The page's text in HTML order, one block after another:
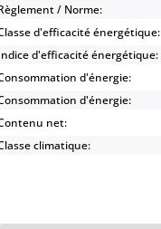
/ Norme:
d'efficacité énergétique:
d'efficacité énergétique:
d'énergie:
d'énergie:
net:
climatique: